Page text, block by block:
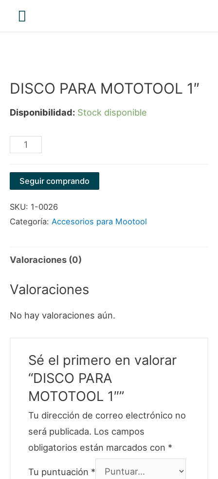
Menú
DISCO PARA MOTOTOOL 1″
Disponibilidad: Stock disponible
DISCO
MOTOTOOL
1"
cantidad
Seguir comprando
SKU: 1-0026
Categoría: Accesorios para Mootool
Valoraciones (0)
Valoraciones
No hay valoraciones aún.
Sé el primero en valorar
“DISCO PARA
MOTOTOOL 1″”
Tu dirección de correo electrónico no
será publicada. Los campos
obligatorios están marcados con *
Tu puntuación *